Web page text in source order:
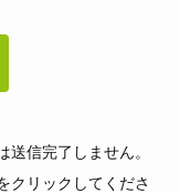
送信完了しません。
クリックしてくださ